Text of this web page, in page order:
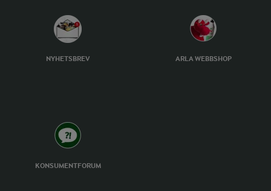
NYHETSBREV ARLA WEBBSHOP
KONSUMENTFORUM